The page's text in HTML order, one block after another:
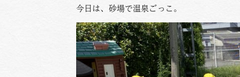
今日は、砂場で温泉ごっこ。